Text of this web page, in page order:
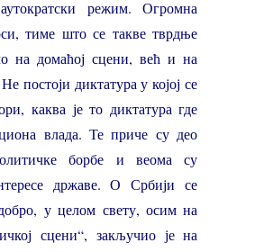
режим. Огромна
тиме што се такве тврдње
на домаћој сцени, већ и на
постоји диктатура у којој се
каква је то диктатура где
влада. Те приче су део
борбе и веома су
државе. О Србији се
у целом свету, осим на
сцени“, закључио је на